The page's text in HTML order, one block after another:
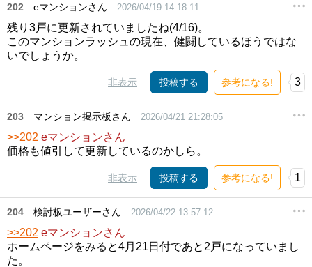
202 eマンションさん 2026/04/19 14:18:11
残り3戸に更新されていましたね(4/16)。
このマンションラッシュの現在、健闘しているほうではな
いでしょうか。
非表示 投稿する 参考になる! 3
203 マンション掲示板さん 2026/04/21 21:28:05
>>202 eマンションさん
価格も値引して更新しているのかしら。
非表示 投稿する 参考になる! 1
204 検討板ユーザーさん 2026/04/22 13:57:12
>>202 eマンションさん
ホームページをみると4月21日付であと2戸になっていまし
た。